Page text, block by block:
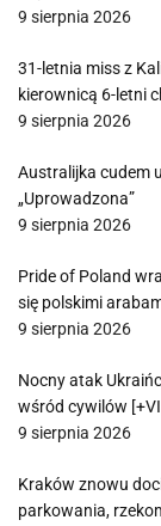
9 sierpnia 2026
31-letnia miss z
kierownicą 6-letni
9 sierpnia 2026
Australijka cudem
„Uprowadzona”
9 sierpnia 2026
Pride of Poland
się polskimi
9 sierpnia 2026
Nocny atak
wśród cywilów
9 sierpnia 2026
Kraków znowu
parkowania,